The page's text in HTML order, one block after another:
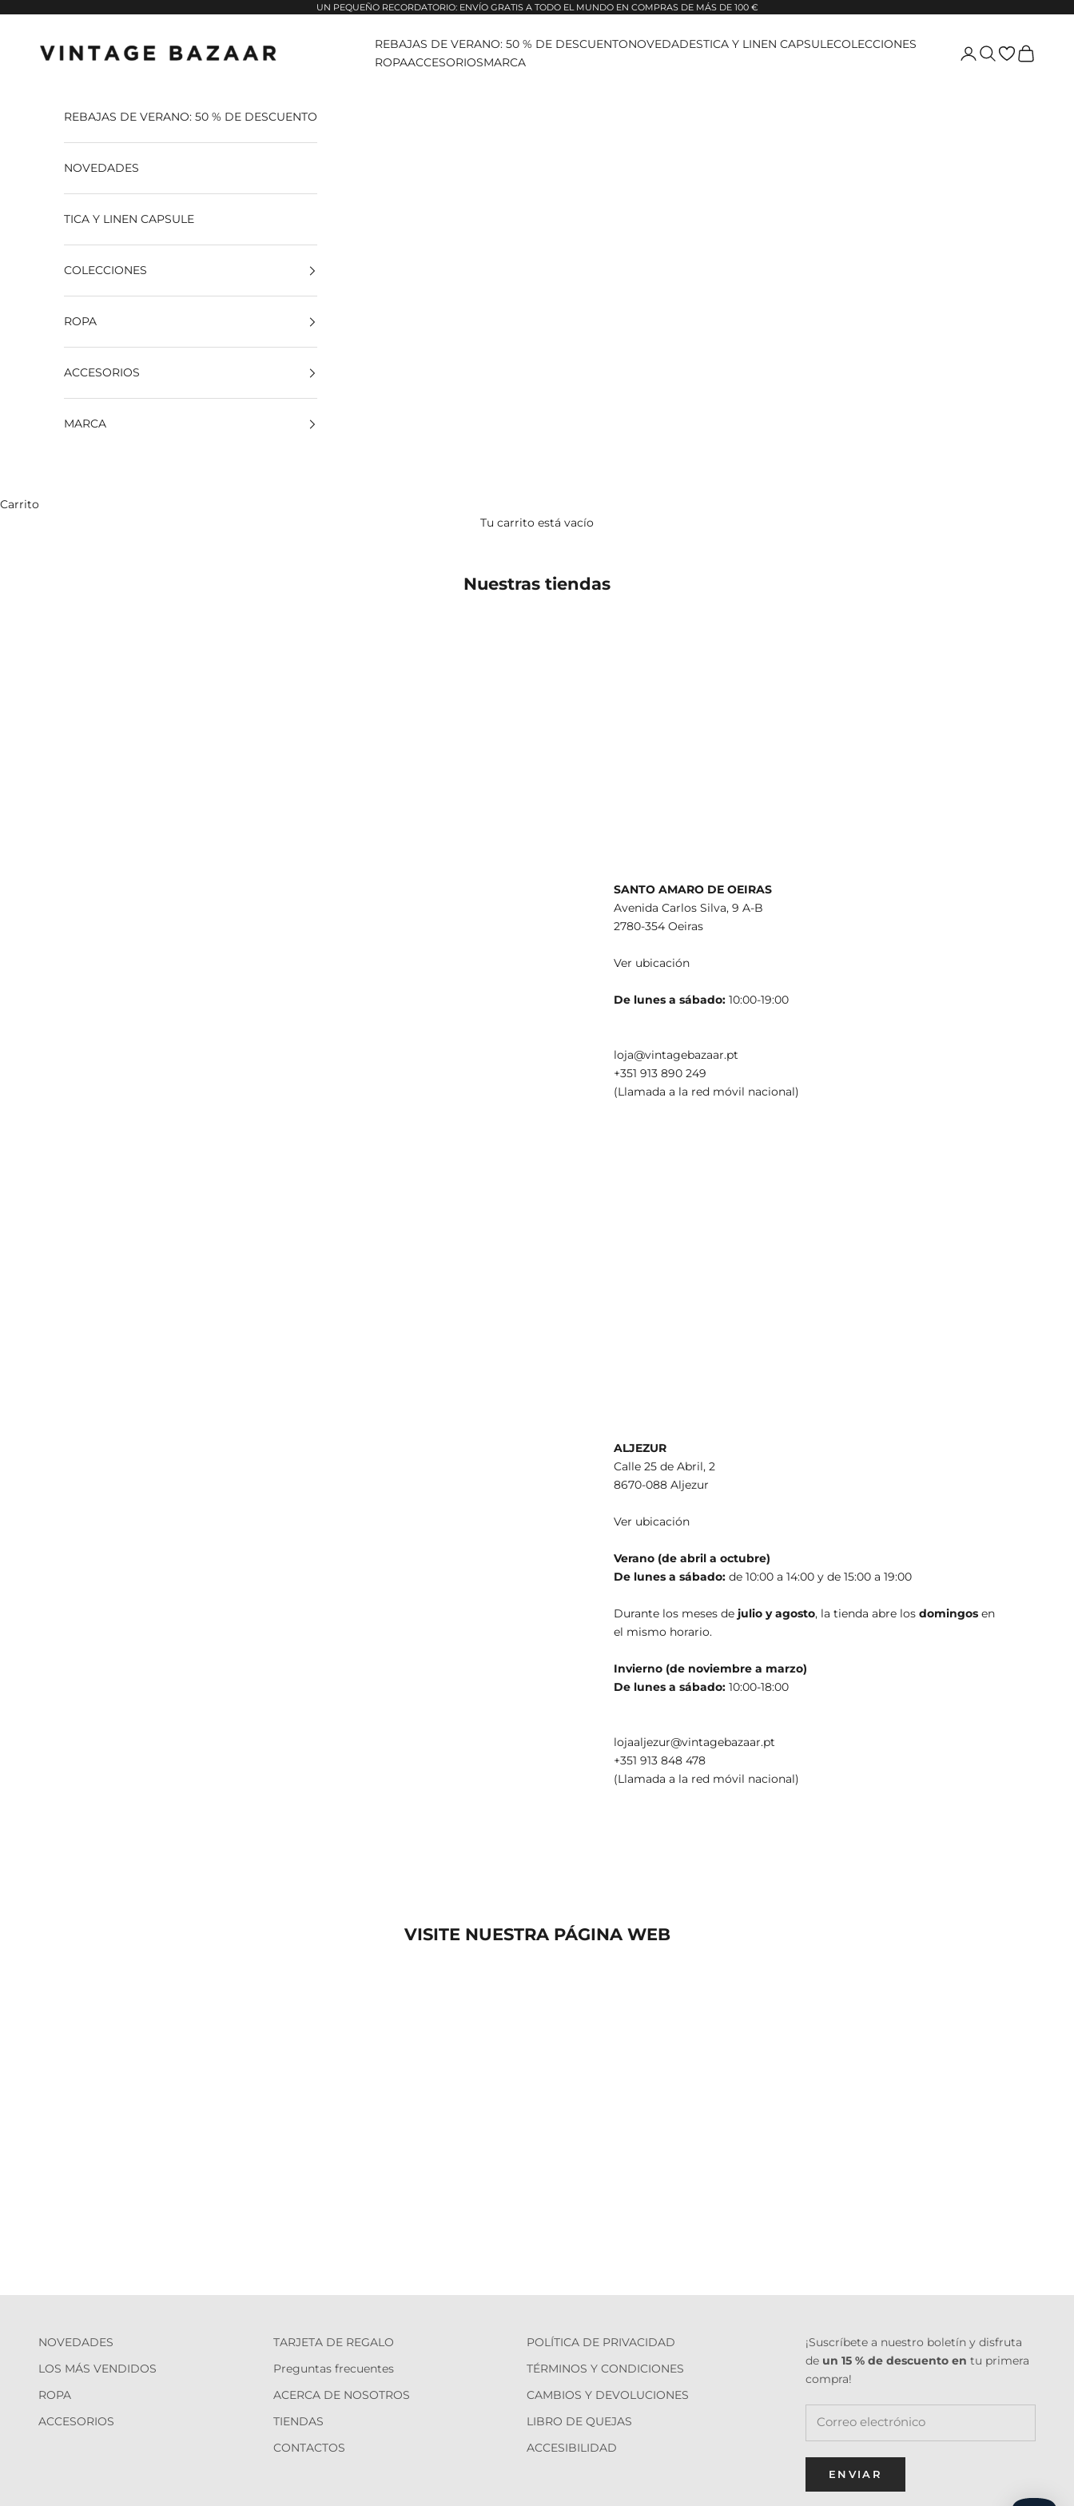
UN PEQUEÑO RECORDATORIO: ENVÍO GRATIS A TODO EL MUNDO EN COMPRAS DE MÁS DE 100 €
Vintage Bazaar
REBAJAS DE VERANO: 50 % DE DESCUENTONOVEDADESTICA Y LINEN CAPSULECOLECCIONES
ROPAACCESORIOSMARCA
LoginPesquisarCarrinho
REBAJAS DE VERANO: 50 % DE DESCUENTO
NOVEDADES
TICA Y LINEN CAPSULE
COLECCIONES
ROPA
ACCESORIOS
MARCA
Carrito
Tu carrito está vacío
Nuestras tiendas
SANTO AMARO DE OEIRAS
Avenida Carlos Silva, 9 A-B
2780-354 Oeiras
Ver ubicación
De lunes a sábado: 10:00-19:00
loja@vintagebazaar.pt
+351 913 890 249
(Llamada a la red móvil nacional)
ALJEZUR
Calle 25 de Abril, 2
8670-088 Aljezur
Ver ubicación
Verano (de abril a octubre)
De lunes a sábado: de 10:00 a 14:00 y de 15:00 a 19:00
Durante los meses de julio y agosto, la tienda abre los domingos en
el mismo horario.
Invierno (de noviembre a marzo)
De lunes a sábado: 10:00-18:00
lojaaljezur@vintagebazaar.pt
+351 913 848 478
(Llamada a la red móvil nacional)
VISITE NUESTRA PÁGINA WEB
NOVEDADES
LOS MÁS VENDIDOS
ROPA
ACCESORIOS
TARJETA DE REGALO
Preguntas frecuentes
ACERCA DE NOSOTROS
TIENDAS
CONTACTOS
POLÍTICA DE PRIVACIDAD
TÉRMINOS Y CONDICIONES
CAMBIOS Y DEVOLUCIONES
LIBRO DE QUEJAS
ACCESIBILIDAD
¡Suscríbete a nuestro boletín y disfruta
de un 15 % de descuento en tu primera
compra!
ENVIAR